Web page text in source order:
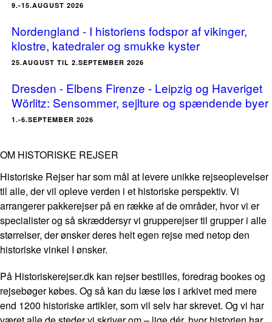
9.-15.AUGUST 2026
Nordengland - I historiens fodspor af vikinger,
klostre, katedraler og smukke kyster
25.AUGUST TIL 2.SEPTEMBER 2026
Dresden - Elbens Firenze - Leipzig og Haveriget
Wörlitz: Sensommer, sejlture og spændende byer
1.-6.SEPTEMBER 2026
OM HISTORISKE REJSER
Historiske Rejser har som mål at levere unikke rejseoplevelser
til alle, der vil opleve verden i et historiske perspektiv. Vi
arrangerer pakkerejser på en række af de områder, hvor vi er
specialister og så skræddersyr vi grupperejser til grupper i alle
størrelser, der ønsker deres helt egen rejse med netop den
historiske vinkel I ønsker.
På Historiskerejser.dk kan rejser bestilles, foredrag bookes og
rejsebøger købes. Og så kan du læse løs i arkivet med mere
end 1200 historiske artikler, som vil selv har skrevet. Og vi har